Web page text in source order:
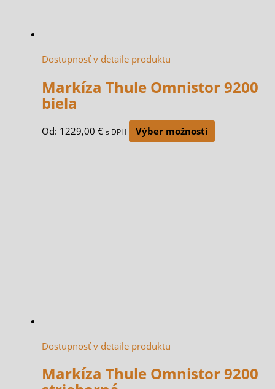
Dostupnosť v detaile produktu
Markíza Thule Omnistor 9200
biela
Od: 1229,00 € s DPH Výber možností
Dostupnosť v detaile produktu
Markíza Thule Omnistor 9200